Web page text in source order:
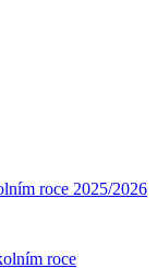
roce 2025/2026
roce